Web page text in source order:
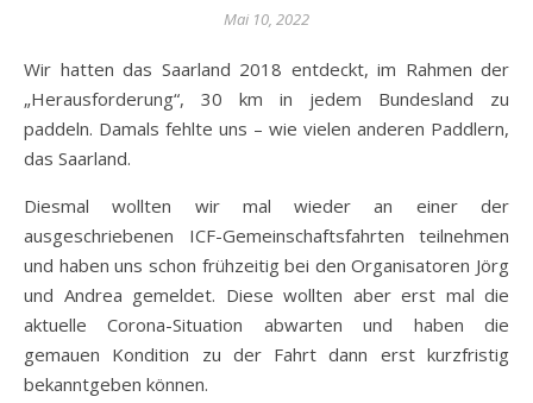
Mai 10, 2022
Wir hatten das Saarland 2018 entdeckt, im Rahmen der
„Herausforderung“, 30 km in jedem Bundesland zu
paddeln. Damals fehlte uns – wie vielen anderen Paddlern,
das Saarland.
Diesmal wollten wir mal wieder an einer der
ausgeschriebenen ICF-Gemeinschaftsfahrten teilnehmen
und haben uns schon frühzeitig bei den Organisatoren Jörg
und Andrea gemeldet. Diese wollten aber erst mal die
aktuelle Corona-Situation abwarten und haben die
gemauen Kondition zu der Fahrt dann erst kurzfristig
bekanntgeben können.